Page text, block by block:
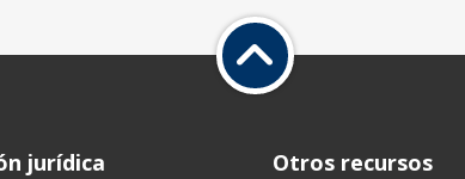
jurídica Otros recursos